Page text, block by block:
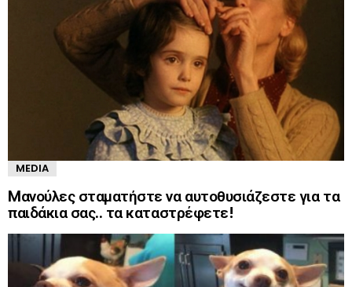
MEDIA
Mανούλες σταματήστε να αυτοθυσιάζεστε για τα
παιδάκια σας.. τα καταστρέφετε!